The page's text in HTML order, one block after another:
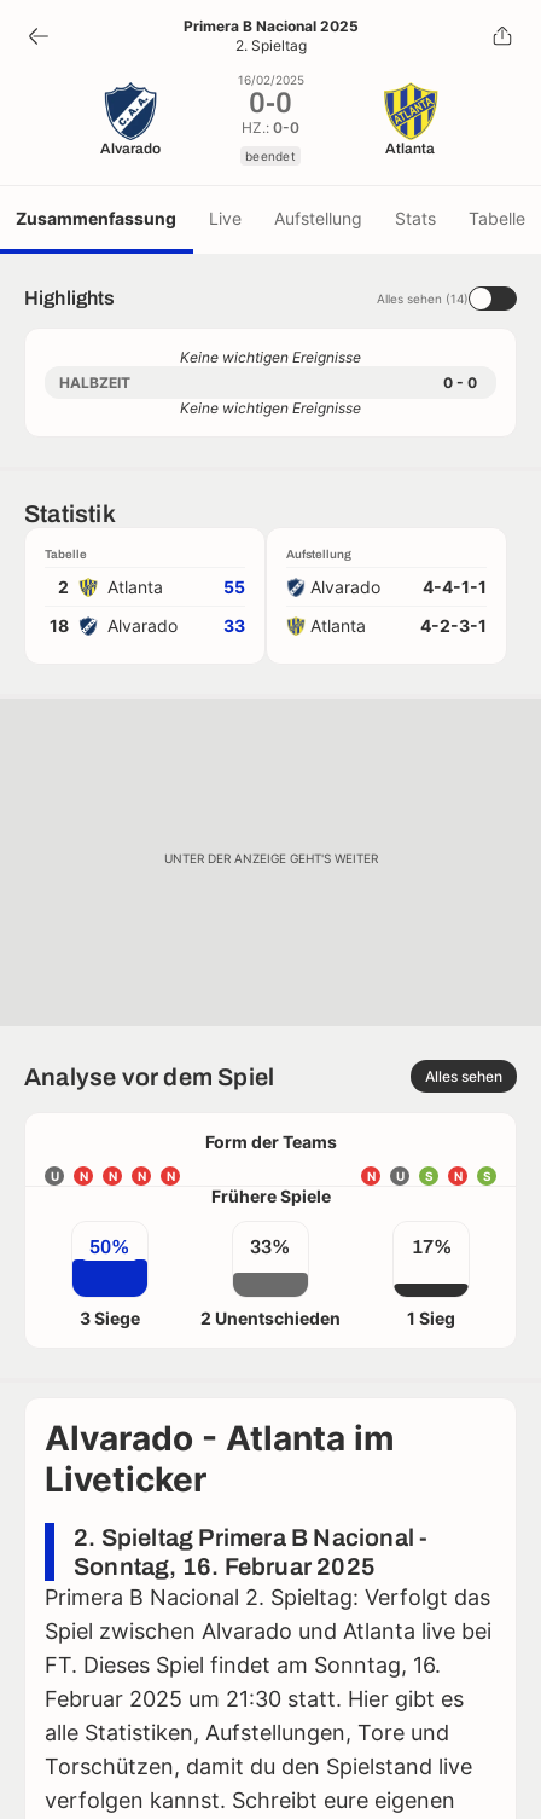
0-0
beendet
Primera B Nacional 2025
2. Spieltag
Alvarado
16/02/2025
0-0
HZ.: 0-0
beendet Atlanta
Zusammenfassung Live Aufstellung Stats Tabelle
Highlights Alles sehen (14)
Keine wichtigen Ereignisse
HALBZEIT
0 - 0
Keine wichtigen Ereignisse
Statistik
Tabelle
2 Atlanta
55
18
Alvarado 33
Aufstellung
Alvarado
4-4-1-1
Atlanta
4-2-3-1
UNTER DER ANZEIGE GEHT'S WEITER
Analyse vor dem Spiel Alles sehen
Form der Teams
U N N N N S
N
S
U
N
Frühere Spiele
50%
3 Siege
33%
2 Unentschieden
17%
1 Sieg
Alvarado - Atlanta im
Liveticker
2. Spieltag Primera B Nacional -
Sonntag, 16. Februar 2025
Primera B Nacional 2. Spieltag: Verfolgt das
Spiel zwischen Alvarado und Atlanta live bei
FT. Dieses Spiel findet am Sonntag, 16.
Februar 2025 um 21:30 statt. Hier gibt es
alle Statistiken, Aufstellungen, Tore und
Torschützen, damit du den Spielstand live
verfolgen kannst. Schreibt eure eigenen